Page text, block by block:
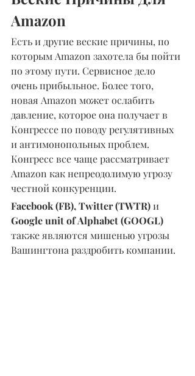
Amazon
Есть и другие веские причины, по
которым Amazon захотела бы пойти
по этому пути. Сервисное дело
очень прибыльное. Более того,
новая Amazon может ослабить
давление, которое она получает в
Конгрессе по поводу регулятивных
и антимонопольных проблем.
Конгресс все чаще рассматривает
Amazon как непреодолимую угрозу
честной конкуренции.
Facebook (FB), Twitter (TWTR) и
Google unit of Alphabet (GOOGL)
также являются мишенью угрозы
Вашингтона раздробить компании.